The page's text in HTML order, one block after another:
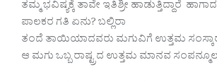
ತಮ್ಮ ಭವಿಷ್ಯಕ್ಕೆ ತಾವೇ ಇತಿಶ್ರೀ ಹಾಡುತ್ತಿದ್ದಾರೆ
ಪಾಲಕರ ಗತಿ ಏನು? ಬಲ್ಲಿರಾ
ತಂದೆ ತಾಯಿಯಾದವರು ಮಗುವಿಗೆ ಉತ್ತಮ
ಆ ಮಗು ಒಬ್ಬ ರಾಷ್ಟ್ರದ ಉತ್ತಮ ಮಾನವ